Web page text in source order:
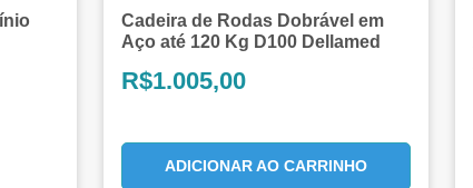
Cadeira de Rodas Dobrável em
Aço até 120 Kg D100 Dellamed
R$1.005,00
ADICIONAR AO CARRINHO